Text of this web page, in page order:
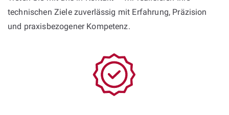
technischen Ziele zuverlässig mit Erfahrung, Präzision
und praxisbezogener Kompetenz.